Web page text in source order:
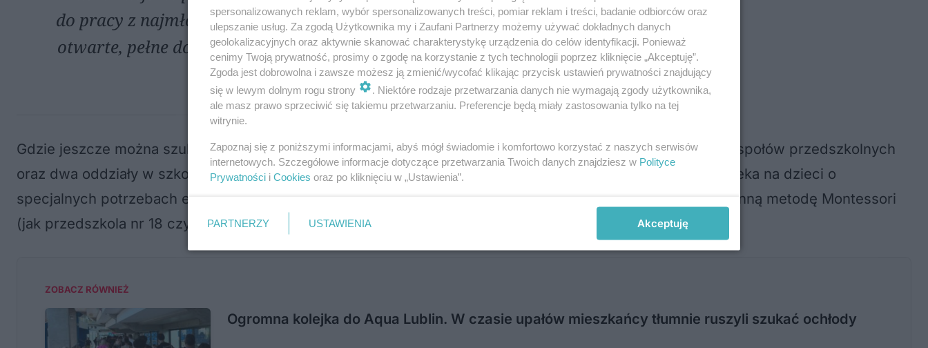
do pracy z najmłodszymi, znakomite wyżywienie oraz troskliwą opiekę. To miejsca
otwarte, pełne dobrej atmosfery – zapewnia Mariusz Banach, Zastępca Prezydenta
Miasta Lublin ds. Oświaty i Wychowania.
Gdzie jeszcze można szukać ratunku? Wolnymi miejscami dysponuje wciąż 38 publicznych przedszkoli i zespołów przedszkolnych
oraz dwa oddziały w szkołach podstawowych. Co niezwykle ważne, aż siedem placówek integracyjnych czeka na dzieci o
specjalnych potrzebach edukacyjnych
. Pełną listę szkół i przedszkoli, w tym placówek oferujących m.in. słynną metodę Montessori
(jak przedszkola nr 18 czy 34), rodzice znajdą na oficjalnych stronach miasta
ZOBACZ RÓWNIEŻ
Ogromna kolejka do Aqua Lublin. W czasie upałów mieszkańcy tłumnie ruszyli szukać ochłody
spersonalizowanych reklam, wybór spersonalizowanych treści, pomiar reklam i treści, badanie odbiorców oraz
ulepszanie usług. Za zgodą Użytkownika my i Zaufani Partnerzy możemy używać dokładnych danych
geolokalizacyjnych oraz aktywnie skanować charakterystykę urządzenia do celów identyfikacji. Ponieważ
cenimy Twoją prywatność, prosimy o zgodę na korzystanie z tych technologii poprzez kliknięcie „Akceptuję”.
Zgoda jest dobrowolna i zawsze możesz ją zmienić/wycofać klikając przycisk ustawień prywatności znajdujący
się w lewym dolnym rogu strony
. Niektóre rodzaje przetwarzania danych nie wymagają zgody użytkownika,
ale masz prawo sprzeciwić się takiemu przetwarzaniu. Preferencje będą miały zastosowania tylko na tej
witrynie.
Zapoznaj się z poniższymi informacjami, abyś mógł świadomie i komfortowo korzystać z naszych serwisów
internetowych. Szczegółowe informacje dotyczące przetwarzania Twoich danych znajdziesz w Polityce
Prywatności i Cookies oraz po kliknięciu w „Ustawienia”.
PARTNERZY USTAWIENIA Akceptuję